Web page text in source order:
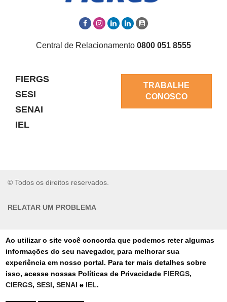
Ao utilizar o site você concorda que podemos reter algumas
informações do seu navegador, para melhorar sua
experiência em nosso portal. Para ter mais detalhes sobre
isso, acesse nossas Políticas de Privacidade FIERGS,
CIERGS,SESI,SENAIe IEL.
Central de Relacionamento 0800 051 8555
FIERGS
SESI
SENAI
IEL
TRABALHE
CONOSCO
© Todos os direitos reservados.
RELATAR UM PROBLEMA
PORTAL DE COMPRAS
TERMOS DE USO